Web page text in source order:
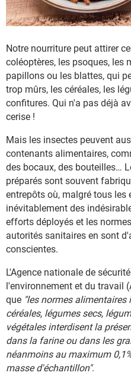
Notre nourriture peut attirer
coléoptères, les psoques, les
papillons ou les blattes, qui
trop mûrs, les céréales, les
confitures. Qui n'a pas déjà
cerise !
Mais les insectes peuvent
contenants alimentaires,
des bocaux, des bouteilles…
préparés sont souvent
entrepôts où, malgré tous les
inévitablement des
efforts déployés et les
autorités sanitaires en sont
conscientes.
L'Agence nationale de
l'environnement et du travail
que "les normes
céréales, légumes secs,
végétales interdisent la
dans la farine ou dans les
néanmoins au maximum
masse d'échantillon".